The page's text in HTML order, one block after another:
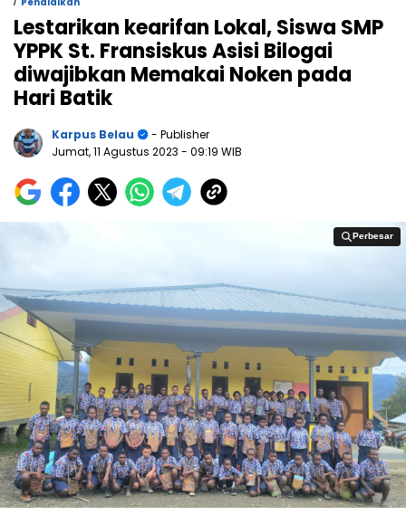
Lestarikan kearifan Lokal, Siswa SMP
YPPK St. Fransiskus Asisi Bilogai
diwajibkan Memakai Noken pada
Hari Batik
Karpus Belau
- Publisher
Jumat, 11 Agustus 2023 - 09:19 WIB
Perbesar
Perbesar